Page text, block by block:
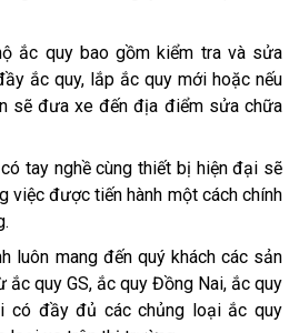
ắc quy bao gồm kiểm tra và sửa
ắc quy, lắp ắc quy mới hoặc nếu
sẽ đưa xe đến địa điểm sửa chữa
tay nghề cùng thiết bị hiện đại sẽ
việc được tiến hành một cách chính
luôn mang đến quý khách các sản
ắc quy GS, ắc quy Đồng Nai, ắc quy
có đầy đủ các chủng loại ắc quy